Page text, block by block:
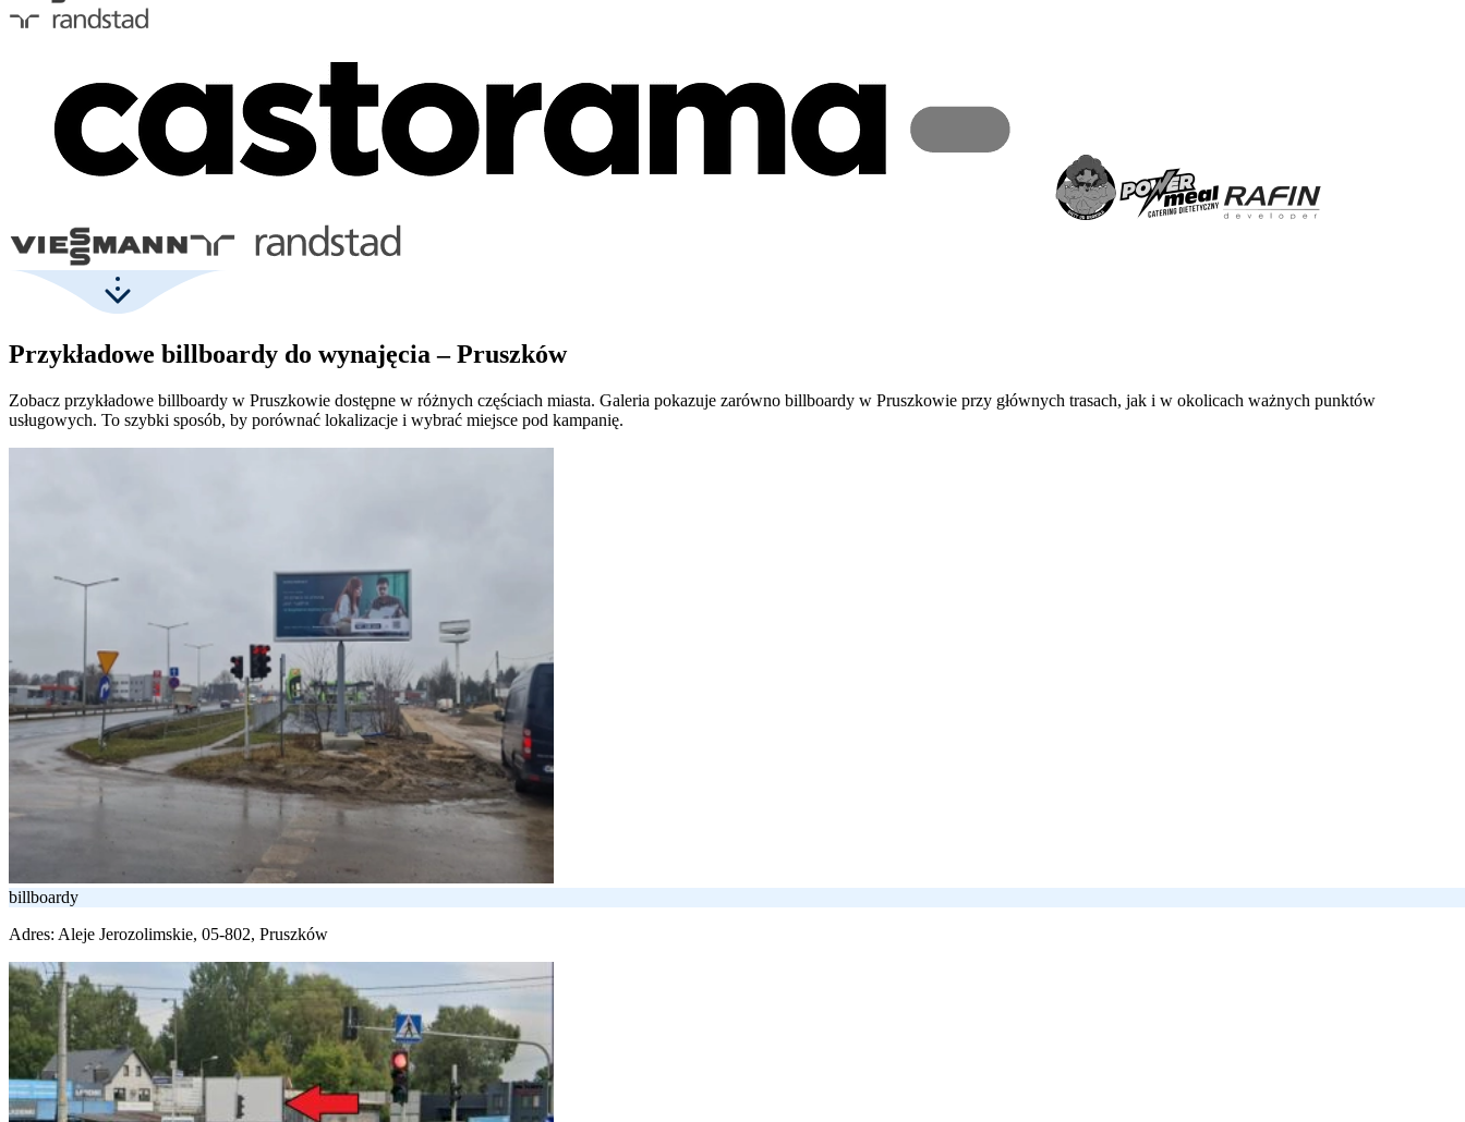
Przykładowe billboardy do wynajęcia – Pruszków
Zobacz przykładowe billboardy w Pruszkowie dostępne w różnych częściach miasta. Galeria pokazuje zarówno billboardy w Pruszkowie przy głównych trasach, jak i w okolicach ważnych punktów
usługowych. To szybki sposób, by porównać lokalizacje i wybrać miejsce pod kampanię.
billboardy
Adres: Aleje Jerozolimskie, 05-802, Pruszków